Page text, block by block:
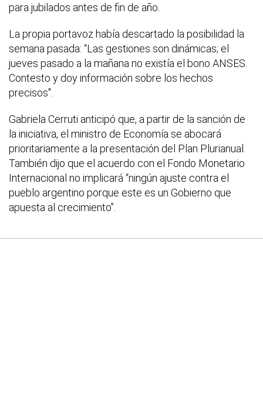
para jubilados antes de fin de año.
La propia portavoz había descartado la posibilidad la
semana pasada: “Las gestiones son dinámicas; el
jueves pasado a la mañana no existía el bono ANSES.
Contesto y doy información sobre los hechos
precisos".
Gabriela Cerruti anticipó que, a partir de la sanción de
la iniciativa, el ministro de Economía se abocará
prioritariamente a la presentación del Plan Plurianual.
También dijo que el acuerdo con el Fondo Monetario
Internacional no implicará “ningún ajuste contra el
pueblo argentino porque este es un Gobierno que
apuesta al crecimiento”.